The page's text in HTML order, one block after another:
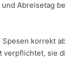
Abreisetag
korrekt
verpflichtet, sie